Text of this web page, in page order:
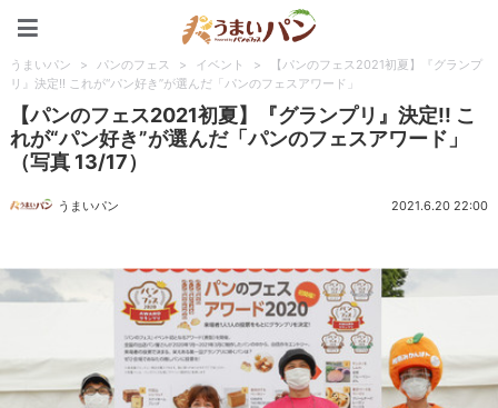
うまいパン > パンのフェス > イベント >
【パンのフェス2021初夏】『グランプ
リ』決定!! これが“パン好き”が選んだ「パンのフェスアワード」
【パンのフェス2021初夏】『グランプリ』決定!! こ
れが“パン好き”が選んだ「パンのフェスアワード」
（写真 13/17）
うまいパン 2021.6.20 22:00